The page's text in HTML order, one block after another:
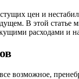
цен и
В этой
расходами и
возможное,